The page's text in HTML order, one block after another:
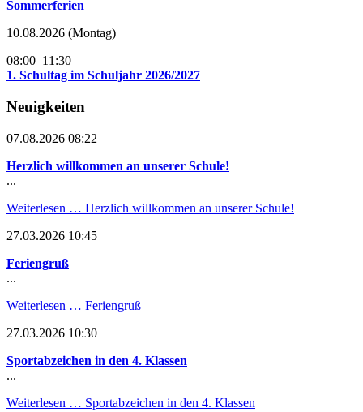
Sommerferien
10.08.2026 (Montag)
08:00–11:30
1. Schultag im Schuljahr 2026/2027
Neuigkeiten
07.08.2026 08:22
Herzlich willkommen an unserer Schule!
...
Weiterlesen … Herzlich willkommen an unserer Schule!
27.03.2026 10:45
Feriengruß
...
Weiterlesen … Feriengruß
27.03.2026 10:30
Sportabzeichen in den 4. Klassen
...
Weiterlesen … Sportabzeichen in den 4. Klassen